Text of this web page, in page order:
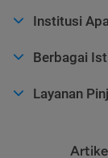
Institusi
Berbagai
Layanan